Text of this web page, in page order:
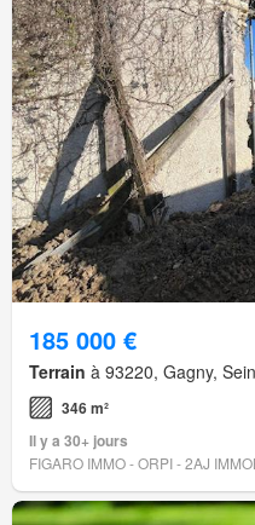
185 000 €
Terrain à 93220, Gagny,
346 m²
Il y a 30+ jours
FIGARO IMMO - ORPI - 2AJ